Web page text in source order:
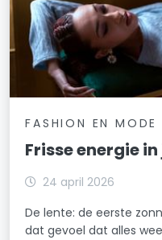
FASHION EN MODE
Frisse energie
24 april 2026
De lente: de eerste
dat gevoel dat alles